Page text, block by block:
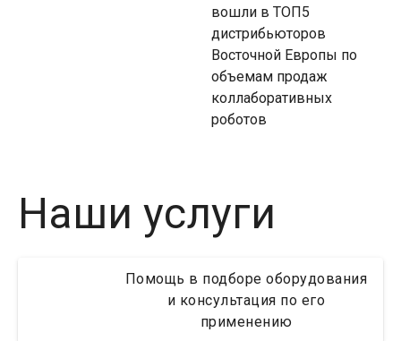
вошли в ТОП5
дистрибьюторов
Восточной Европы по
объемам продаж
коллаборативных
роботов
Наши услуги
Помощь в подборе оборудования
и консультация по его
применению